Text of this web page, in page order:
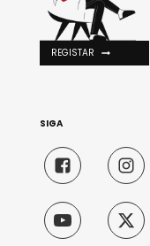
REGISTAR
SIGA